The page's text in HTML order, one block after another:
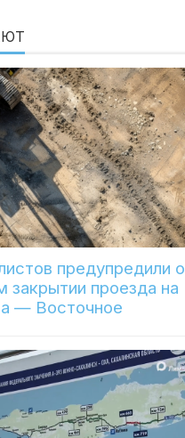
предупредили о
закрытии проезда на
— Восточное